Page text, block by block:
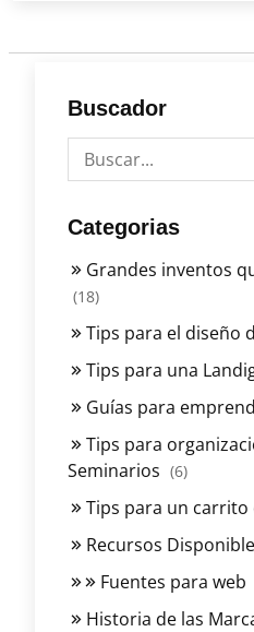
Buscador
Categorias
Grandes inventos
(18)
Tips para el diseño
Tips para una
Guías para
Tips para
Seminarios (6)
Tips para un carrito
Recursos
Fuentes para web
Historia de las